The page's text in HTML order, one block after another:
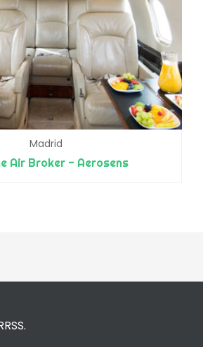
Madrid
Air Broker - Aerosens